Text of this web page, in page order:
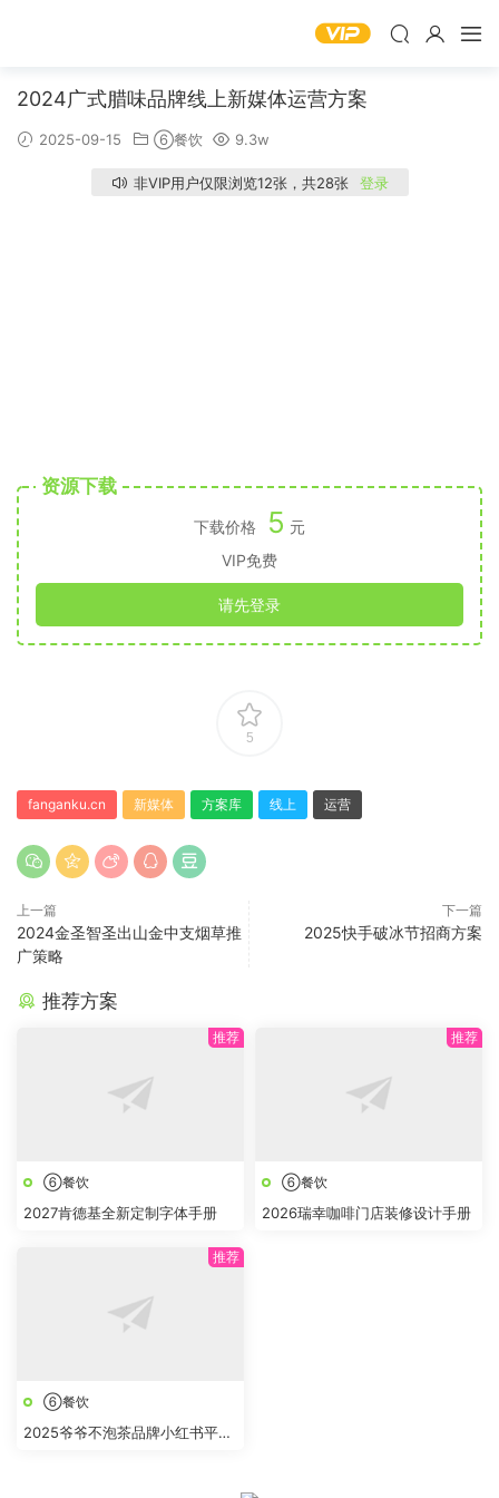
2024广式腊味品牌线上新媒体运营方案
2025-09-15 ⑥餐饮 9.3w
非VIP用户仅限浏览12张，共28张 登录
资源下载
下载价格 5 元
VIP免费
请先登录
5
fanganku.cn 新媒体 方案库 线上 运营
上一篇
2024金圣智圣出山金中支烟草推
广策略
下一篇
2025快手破冰节招商方案
推荐方案
⑥餐饮
2027肯德基全新定制字体手册
⑥餐饮
2026瑞幸咖啡门店装修设计手册
⑥餐饮
2025爷爷不泡茶品牌小红书平台